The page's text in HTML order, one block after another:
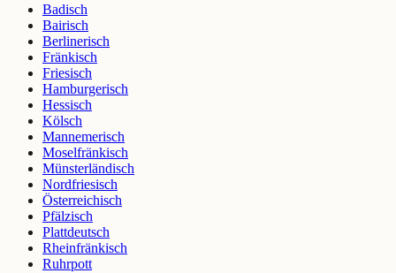
Badisch
Bairisch
Berlinerisch
Fränkisch
Friesisch
Hamburgerisch
Hessisch
Kölsch
Mannemerisch
Moselfränkisch
Münsterländisch
Nordfriesisch
Österreichisch
Pfälzisch
Plattdeutsch
Rheinfränkisch
Ruhrpott